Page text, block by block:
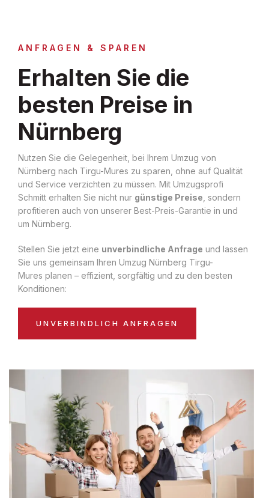
ANFRAGEN & SPAREN
Erhalten Sie die
besten Preise in
Nürnberg
Nutzen Sie die Gelegenheit, bei Ihrem Umzug von
Nürnberg nach Tirgu-Mures zu sparen, ohne auf Qualität
und Service verzichten zu müssen. Mit Umzugsprofi
Schmitt erhalten Sie nicht nur günstige Preise , sondern
profitieren auch von unserer Best-Preis-Garantie in und
um Nürnberg.
Stellen Sie jetzt eine unverbindliche Anfrage und lassen
Sie uns gemeinsam Ihren Umzug Nürnberg Tirgu-
Mures planen – effizient, sorgfältig und zu den besten
Konditionen:
UNVERBINDLICH ANFRAGEN